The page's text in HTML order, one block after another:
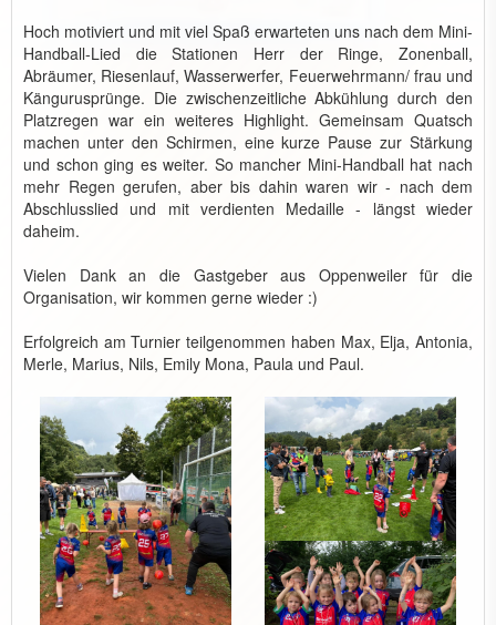
Hoch motiviert und mit viel Spaß erwarteten uns nach dem Mini-
Handball-Lied die Stationen Herr der Ringe, Zonenball,
Abräumer, Riesenlauf, Wasserwerfer, Feuerwehrmann/ frau und
Kängurusprünge. Die zwischenzeitliche Abkühlung durch den
Platzregen war ein weiteres Highlight. Gemeinsam Quatsch
machen unter den Schirmen, eine kurze Pause zur Stärkung
und schon ging es weiter. So mancher Mini-Handball hat nach
mehr Regen gerufen, aber bis dahin waren wir - nach dem
Abschlusslied und mit verdienten Medaille - längst wieder
daheim.
Vielen Dank an die Gastgeber aus Oppenweiler für die
Organisation, wir kommen gerne wieder :)
Erfolgreich am Turnier teilgenommen haben Max, Elja, Antonia,
Merle, Marius, Nils, Emily Mona, Paula und Paul.